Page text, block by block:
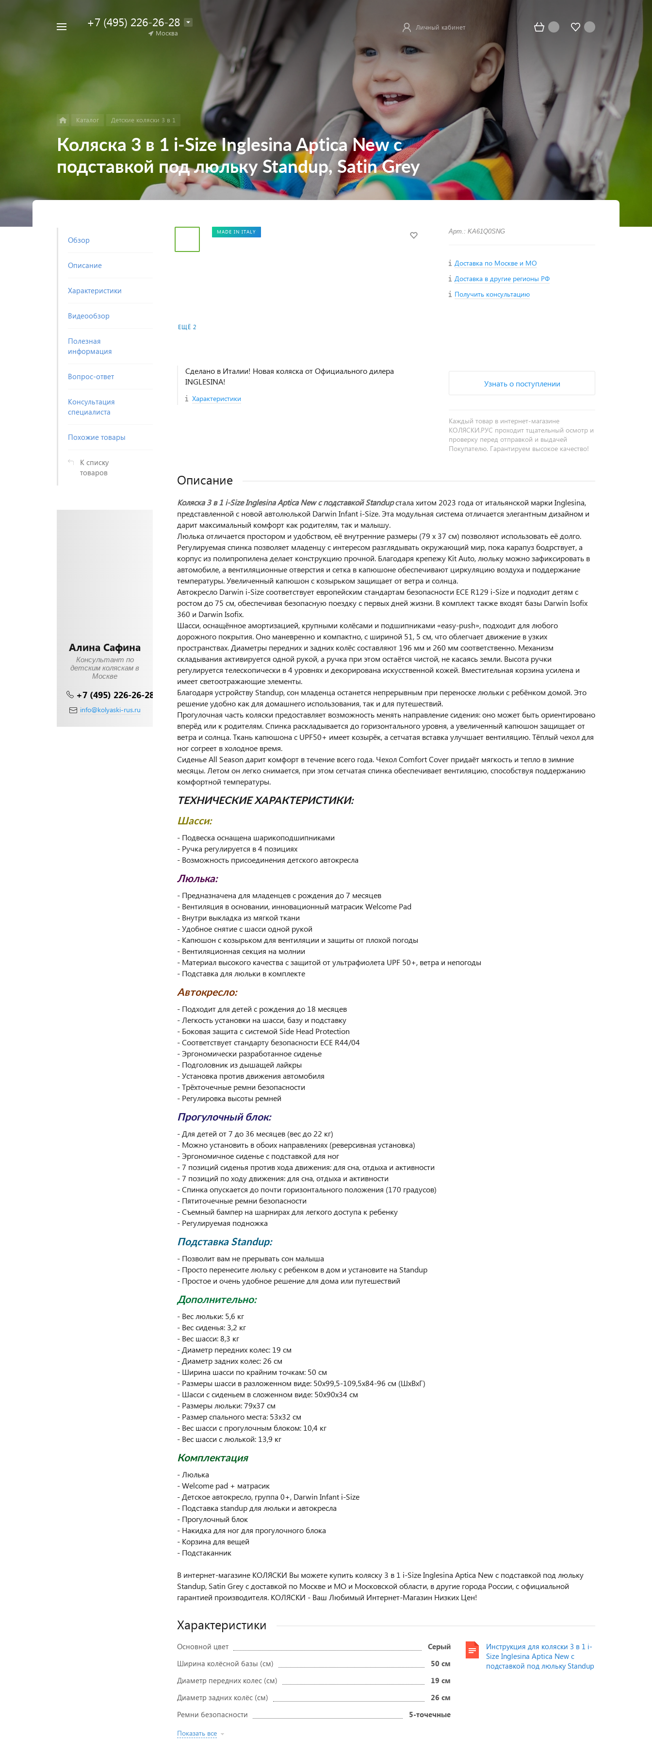
+7 (495) 226-26-28
Москва
Личный кабинет
Каталог Детские коляски 3 в 1
Коляска 3 в 1 i-Size Inglesina Aptica New с
подставкой под люльку Standup, Satin Grey
Обзор
Описание
Характеристики
Видеообзор
Полезная
информация
Вопрос-ответ
Консультация
специалиста
Похожие товары
К списку
товаров
Алина Сафина
Консультант по
детским коляскам в
Москве
+7 (495) 226-26-28
info@kolyaski-rus.ru
ЕЩЁ 2
MADE IN ITALY
Сделано в Италии! Новая коляска от Официального дилера
INGLESINA!
Характеристики
Арт.: KA61Q0SNG
Доставка по Москве и МО
Доставка в другие регионы РФ
Получить консультацию
Узнать о поступлении
Каждый товар в интернет-магазине
КОЛЯСКИ.РУС проходит тщательный осмотр и
проверку перед отправкой и выдачей
Покупателю. Гарантируем высокое качество!
Описание
Коляска 3 в 1 i-Size Inglesina Aptica New с подставкой Standupстала хитом 2023 года от итальянской марки Inglesina,
представленной с новой автолюлькой Darwin Infant i-Size. Эта модульная система отличается элегантным дизайном и
дарит максимальный комфорт как родителям, так и малышу.
Люлька отличается простором и удобством, её внутренние размеры (79 х 37 см) позволяют использовать её долго.
Регулируемая спинка позволяет младенцу с интересом разглядывать окружающий мир, пока карапуз бодрствует, а
корпус из полипропилена делает конструкцию прочной. Благодаря крепежу Kit Auto, люльку можно зафиксировать в
автомобиле, а вентиляционные отверстия и сетка в капюшоне обеспечивают циркуляцию воздуха и поддержание
температуры. Увеличенный капюшон с козырьком защищает от ветра и солнца.
Автокресло Darwin i-Size соответствует европейским стандартам безопасности ECE R129 i-Size и подходит детям с
ростом до 75 см, обеспечивая безопасную поездку с первых дней жизни. В комплект также входят базы Darwin Isofix
360 и Darwin Isofix.
Шасси, оснащённое амортизацией, крупными колёсами и подшипниками «easy-push», подходит для любого
дорожного покрытия. Оно маневренно и компактно, с шириной 51, 5 см, что облегчает движение в узких
пространствах. Диаметры передних и задних колёс составляют 196 мм и 260 мм соответственно. Механизм
складывания активируется одной рукой, а ручка при этом остаётся чистой, не касаясь земли. Высота ручки
регулируется телескопически в 4 уровнях и декорирована искусственной кожей. Вместительная корзина усилена и
имеет светоотражающие элементы.
Благодаря устройству Standup, сон младенца останется непрерывным при переноске люльки с ребёнком домой. Это
решение удобно как для домашнего использования, так и для путешествий.
Прогулочная часть коляски предоставляет возможность менять направление сидения: оно может быть ориентировано
вперёд или к родителям. Спинка раскладывается до горизонтального уровня, а увеличенный капюшон защищает от
ветра и солнца. Ткань капюшона с UPF50+ имеет козырёк, а сетчатая вставка улучшает вентиляцию. Тёплый чехол для
ног согреет в холодное время.
Сиденье All Season дарит комфорт в течение всего года. Чехол Comfort Cover придаёт мягкость и тепло в зимние
месяцы. Летом он легко снимается, при этом сетчатая спинка обеспечивает вентиляцию, способствуя поддержанию
комфортной температуры.
ТЕХНИЧЕСКИЕ ХАРАКТЕРИСТИКИ:
Шасси:
- Подвеска оснащена шарикоподшипниками
- Ручка регулируется в 4 позициях
- Возможность присоединения детского автокресла
Люлька:
- Предназначена для младенцев с рождения до 7 месяцев
- Вентиляция в основании, инновационный матрасик Welcome Pad
- Внутри выкладка из мягкой ткани
- Удобное снятие с шасси одной рукой
- Капюшон с козырьком для вентиляции и защиты от плохой погоды
- Вентиляционная секция на молнии
- Материал высокого качества с защитой от ультрафиолета UPF 50+, ветра и непогоды
- Подставка для люльки в комплекте
Автокресло:
- Подходит для детей с рождения до 18 месяцев
- Легкость установки на шасси, базу и подставку
- Боковая защита с системой Side Head Protection
- Соответствует стандарту безопасности ECE R44/04
- Эргономически разработанное сиденье
- Подголовник из дышащей лайкры
- Установка против движения автомобиля
- Трёхточечные ремни безопасности
- Регулировка высоты ремней
Прогулочный блок:
- Для детей от 7 до 36 месяцев (вес до 22 кг)
- Можно установить в обоих направлениях (реверсивная установка)
- Эргономичное сиденье с подставкой для ног
- 7 позиций сиденья против хода движения: для сна, отдыха и активности
- 7 позиций по ходу движения: для сна, отдыха и активности
- Спинка опускается до почти горизонтального положения (170 градусов)
- Пятиточечные ремни безопасности
- Съемный бампер на шарнирах для легкого доступа к ребенку
- Регулируемая подножка
Подставка Standup:
- Позволит вам не прерывать сон малыша
- Просто перенесите люльку с ребенком в дом и установите на Standup
- Простое и очень удобное решение для дома или путешествий
Дополнительно:
- Вес люльки: 5,6 кг
- Вес сиденья: 3,2 кг
- Вес шасси: 8,3 кг
- Диаметр передних колес: 19 см
- Диаметр задних колес: 26 см
- Ширина шасси по крайним точкам: 50 см
- Размеры шасси в разложенном виде: 50x99,5-109,5x84-96 см (ШхВхГ)
- Шасси с сиденьем в сложенном виде: 50x90x34 см
- Размеры люльки: 79х37 см
- Размер спального места: 53х32 см
- Вес шасси с прогулочным блоком: 10,4 кг
- Вес шасси с люлькой: 13,9 кг
Комплектация
- Люлька
- Welcome pad + матрасик
- Детское автокресло, группа 0+, Darwin Infant i-Size
- Подставка standup для люльки и автокресла
- Прогулочный блок
- Накидка для ног для прогулочного блока
- Корзина для вещей
- Подстаканник
В интернет-магазине КОЛЯСКИ Вы можете купить коляску 3 в 1 i-Size Inglesina Aptica New с подставкой под люльку
Standup, Satin Grey с доставкой по Москве и МО и Московской области, в другие города России, с официальной
гарантией производителя. КОЛЯСКИ - Ваш Любимый Интернет-Магазин Низких Цен!
Характеристики
Основной цвет
Серый
Ширина колёсной базы (см)
50 см
Диаметр передних колес (см)
19 см
Диаметр задних колёс (см)
26 см
Ремни безопасности
5-точечные
Показать все
Инструкция для коляски 3 в 1 i-
Size Inglesina Aptica New с
подставкой под люльку Standup